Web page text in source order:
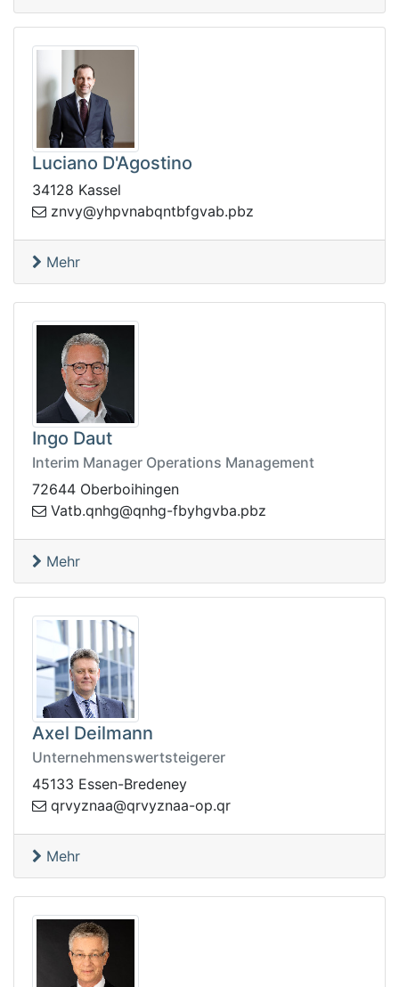
Luciano D'Agostino
34128 Kassel
zbp.bavgfbtnqbanvphy@yvn
z
Mehr
Ingo Daut
Interim Manager Operations Management
72644 Oberboihingen
zbp.abvghyb
f-ghnq@ghnq.btaV
Mehr
Axel Deilmann
Unternehmenswertsteigerer
45133 Essen-Bredeney
rq.po-
aanzyvrq@aanzyvrq
Mehr